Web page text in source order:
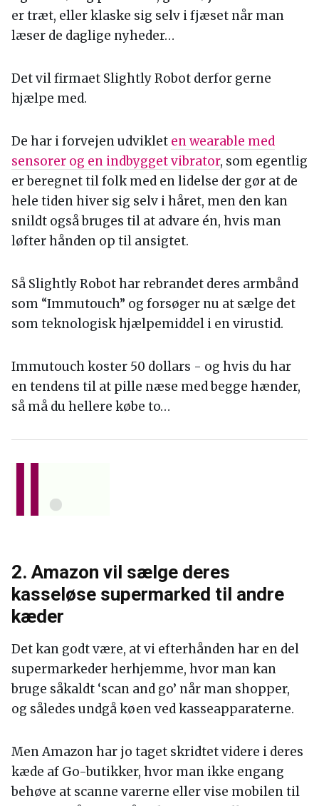
er træt, eller klaske sig selv i fjæset når man
læser de daglige nyheder…
Det vil firmaet Slightly Robot derfor gerne
hjælpe med.
De har i forvejen udviklet en wearable med
sensorer og en indbygget vibrator, som egentlig
er beregnet til folk med en lidelse der gør at de
hele tiden hiver sig selv i håret, men den kan
snildt også bruges til at advare én, hvis man
løfter hånden op til ansigtet.
Så Slightly Robot har rebrandet deres armbånd
som “Immutouch” og forsøger nu at sælge det
som teknologisk hjælpemiddel i en virustid.
Immutouch koster 50 dollars - og hvis du har
en tendens til at pille næse med begge hænder,
så må du hellere købe to…
2. Amazon vil sælge deres
kasseløse supermarked til andre
kæder
Det kan godt være, at vi efterhånden har en del
supermarkeder herhjemme, hvor man kan
bruge såkaldt ‘scan and go’ når man shopper,
og således undgå køen ved kasseapparaterne.
Men Amazon har jo taget skridtet videre i deres
kæde af Go-butikker, hvor man ikke engang
behøve at scanne varerne eller vise mobilen til